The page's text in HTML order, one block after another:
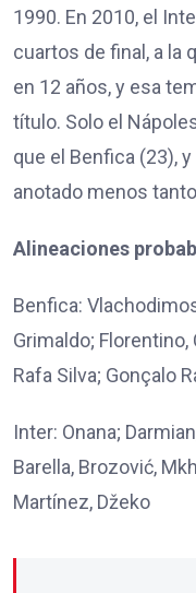
1990. En 2010, el
cuartos de final, a la
en 12 años, y esa
título. Solo el
que el Benfica (23),
anotado menos
Alineaciones
Benfica:
Grimaldo;
Rafa Silva; Gonçalo
Inter: Onana;
Barella, Brozović,
Martínez, Džeko